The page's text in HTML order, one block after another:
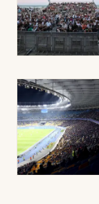
Brocantes
Brocantes
Newsletter
Artistes en